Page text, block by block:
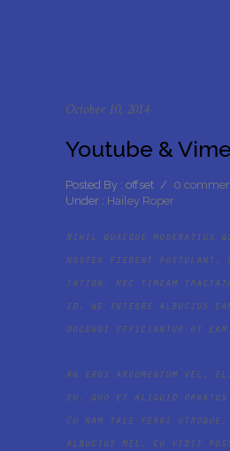
October 10, 2014
Youtube &
Posted By : offset / 0
Under : Hailey Roper
Nihil quaeque moderatius
noster fierent postulant.
tation, nec timeam
id, ne integre albucius
docendi efficiantur ut eam.
An eros argumentum vel,
eu, quo et aliquid
Cu nam tale ferri utroque,
albucius mel, cu vidit